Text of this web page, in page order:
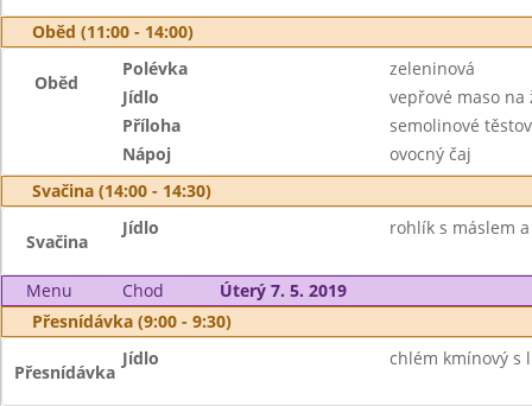
Oběd (11:00 - 14:00)
Oběd
Polévka
zeleninová
Jídlo
vepřové maso na
Příloha
semolinové
Nápoj
ovocný čaj
Svačina (14:00 - 14:30)
Svačina
Jídlo rohlík s máslem
Menu Chod
Úterý 7. 5. 2019
Přesnídávka (9:00 - 9:30)
Přesnídávka
Jídlo chlém kmínový s